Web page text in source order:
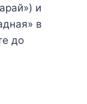
и
в
до